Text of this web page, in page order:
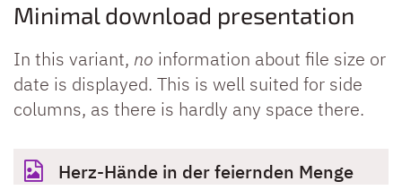
Minimal download presentation
In this variant, no information about file size or
date is displayed. This is well suited for side
columns, as there is hardly any space there.
Herz-Hände in der feiernden Menge